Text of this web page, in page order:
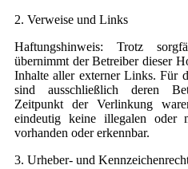
2. Verweise und Links
Haftungshinweis: Trotz
übernimmt der Betreiber dieser
Inhalte aller externer Links. Für
sind ausschließlich deren
Zeitpunkt der Verlinkung
eindeutig keine illegalen oder
vorhanden oder erkennbar.
3. Urheber- und